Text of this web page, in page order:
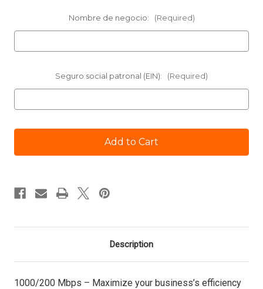
Nombre de negocio: (Required)
Seguro social patronal (EIN): (Required)
Description
1000/200 Mbps – Maximize your business’s efficiency